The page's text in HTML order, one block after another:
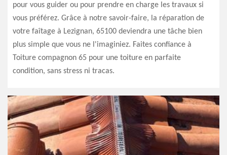
pour vous guider ou pour prendre en charge les travaux si
vous préférez. Grâce à notre savoir-faire, la réparation de
votre faîtage à Lezignan, 65100 deviendra une tâche bien
plus simple que vous ne l'imaginiez. Faites confiance à
Toiture compagnon 65 pour une toiture en parfaite
condition, sans stress ni tracas.